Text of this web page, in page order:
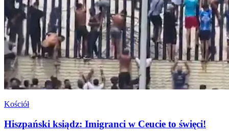
Kościół
Hiszpański ksiądz: Imigranci w Ceucie to święci!